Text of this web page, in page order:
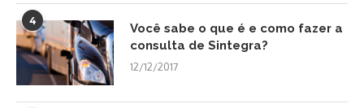
4
Você sabe o que é e como fazer a
consulta de Sintegra?
12/12/2017